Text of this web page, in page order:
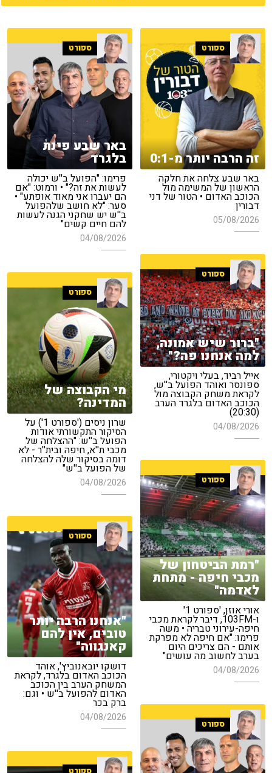
ספורט
זה הרבה יותר מ-0:1
באר שבע צלחה את חלקה
הראשון של המשימה מול
הכוכב האדום • הטור של דני
דבורין
05/08/2026
ספורט
באר שבע פינת
בלגרד
פרימו: "הפועל ב''ש יכולה
לעשות את זה?" • ורמוט: "אם
הם יעברו אני מאוד אופתע" •
סער: "לא חושב שלהפועל
ב''ש יש שחקני הגנה לעשות
להם חיים קשים"
04/08/2026
ספורט
"ברור שיש אמונה,
למה אנחנו פה?"
אייל רביד, בעלי ויקטורי,
ספונסר ואוהד הפועל ב''ש,
לקראת משחק הקבוצה מול
הכוכב האדום בלגרד הערב
(20:30)
04/08/2026
ספורט
מי הקבוצה של
המדינה?
שרון ניסים ('ספורט 1') על
הסיקור התקשורתי אודות
הפועל ב''ש: "ההצלחה של
מכבי ת''א, חיפה ובית''ר - לא
דומה בסיקור שלה להצלחה
של הפועל ב''ש"
04/08/2026 ספורט
"רמת הביטחון של
מכבי חיפה - מתחת
לאדמה"
אורי אוזן, 'ספורט 1'
ו-103FM, דיבר לקראת מכבי
חיפה-עירוני טבריה • משה
פרימו: "אם חיפה לא מפרקת
אותם - הם צריכים היום
בערב לחשוב מה עושים"
04/08/2026
ספורט
"אנחנו הרבה יותר
טובים, אין להם
קאנגווה"
דושקו יובאנוביץ', אוהד
הכוכב האדום בלגרד, לקראת
המשחק הערב בין הכוכב
האדום להפועל ב''ש • וגם:
ברק בכר
04/08/2026
ספורט